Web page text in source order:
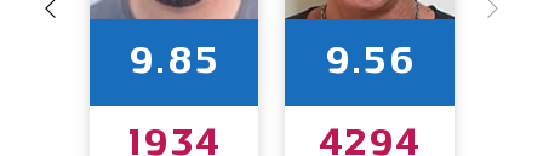
9.56
4294
9.85
1934